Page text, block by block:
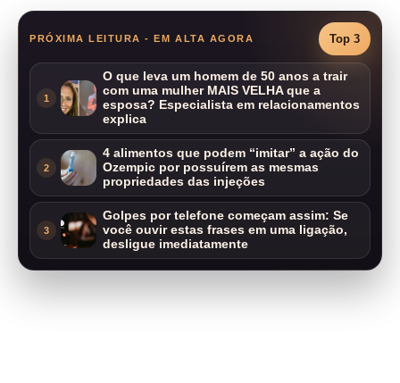
PRÓXIMA LEITURA - EM ALTA AGORA Top 3
1
O que leva um homem de 50 anos a trair
com uma mulher MAIS VELHA que a
esposa? Especialista em relacionamentos
explica
2
4 alimentos que podem “imitar” a ação do
Ozempic por possuírem as mesmas
propriedades das injeções
3
Golpes por telefone começam assim: Se
você ouvir estas frases em uma ligação,
desligue imediatamente